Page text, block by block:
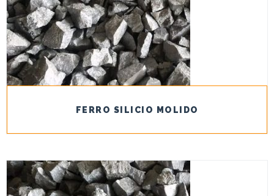
FERRO SILICIO MOLIDO